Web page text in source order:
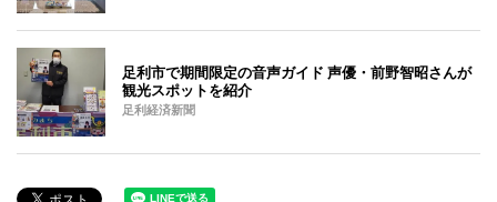
足利市で期間限定の音声ガイド 声優・前野智昭さんが
観光スポットを紹介
足利経済新聞